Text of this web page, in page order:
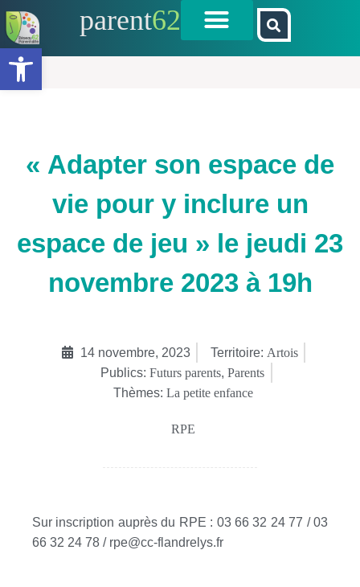
Ouvrir la barre d’outils
parent62
« Adapter son espace de
vie pour y inclure un
espace de jeu » le jeudi 23
novembre 2023 à 19h
14 novembre, 2023 Territoire: Artois
Publics: Futurs parents, Parents
Thèmes: La petite enfance
RPE
Sur inscription auprès du RPE : 03 66 32 24 77 / 03
66 32 24 78 / rpe@cc-flandrelys.fr